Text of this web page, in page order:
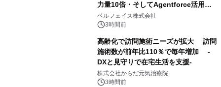
力量10倍・そしてAgentforce活用へ
── 敷島住宅×bellSalesAI事例公開
ベルフェイス株式会社
3時間前
高齢化で訪問施術ニーズが拡大 訪問
施術数が前年比110％で毎年増加 -
DXと見守りで在宅生活を支援-
株式会社からだ元気治療院
3時間前